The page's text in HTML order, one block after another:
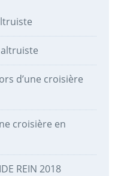
d’une croisière
croisière en
REIN 2018